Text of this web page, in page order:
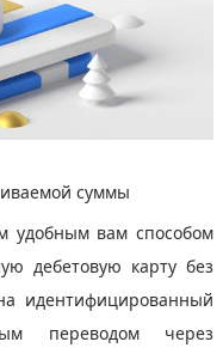
суммы
удобным вам способом
дебетовую карту без
идентифицированный
переводом через